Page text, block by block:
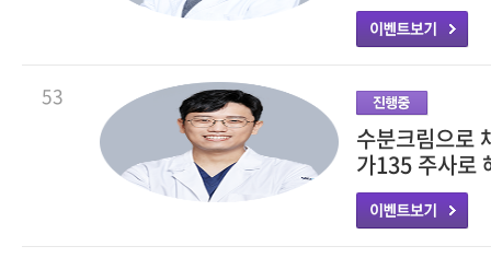
53
수분크림으로
가135 주사로